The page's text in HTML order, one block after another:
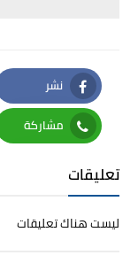
نشر
Facebook
مشاركة
Whatsapp
تعليقات
ليست هناك تعليقات